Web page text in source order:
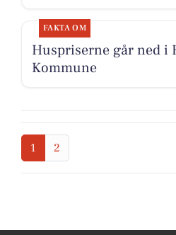
FAKTA OM
Huspriserne går ned i
Kommune
1 2